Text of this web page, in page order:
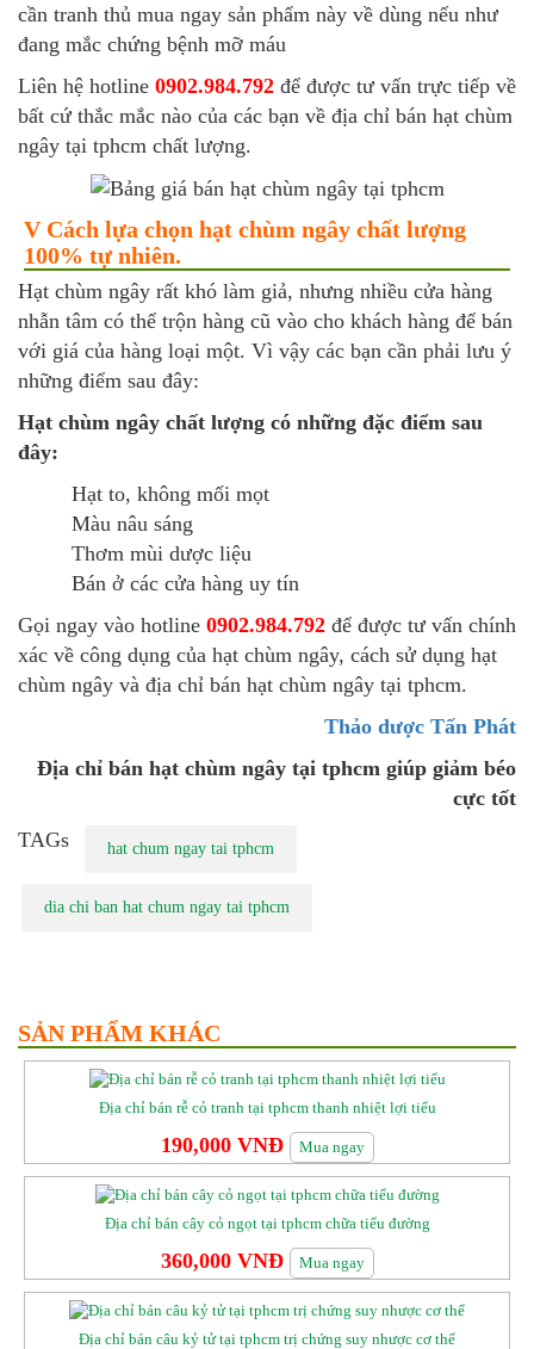
cần tranh thủ mua ngay sản phẩm này về dùng nếu như
đang mắc chứng bệnh mỡ máu
Liên hệ hotline 0902.984.792 để được tư vấn trực tiếp về
bất cứ thắc mắc nào của các bạn về địa chỉ bán hạt chùm
ngây tại tphcm chất lượng.
V Cách lựa chọn hạt chùm ngây chất lượng
100% tự nhiên.
Hạt chùm ngây rất khó làm giả, nhưng nhiều cửa hàng
nhẫn tâm có thể trộn hàng cũ vào cho khách hàng để bán
với giá của hàng loại một. Vì vậy các bạn cần phải lưu ý
những điểm sau đây:
Hạt chùm ngây chất lượng có những đặc điểm sau
đây:
Hạt to, không mối mọt
Màu nâu sáng
Thơm mùi dược liệu
Bán ở các cửa hàng uy tín
Gọi ngay vào hotline 0902.984.792 để được tư vấn chính
xác về công dụng của hạt chùm ngây, cách sử dụng hạt
chùm ngây và địa chỉ bán hạt chùm ngây tại tphcm.
Thảo dược Tấn Phát
Địa chỉ bán hạt chùm ngây tại tphcm giúp giảm béo
cực tốt
TAGs
hat chum ngay tai tphcm
dia chi ban hat chum ngay tai tphcm
SẢN PHẨM KHÁC
Địa chỉ bán rễ cỏ tranh tại tphcm thanh nhiệt lợi tiểu
190,000 VNĐ Mua ngay
Địa chỉ bán cây cỏ ngọt tại tphcm chữa tiểu đường
360,000 VNĐ Mua ngay
Địa chỉ bán câu kỷ tử tại tphcm trị chứng suy nhược cơ thể